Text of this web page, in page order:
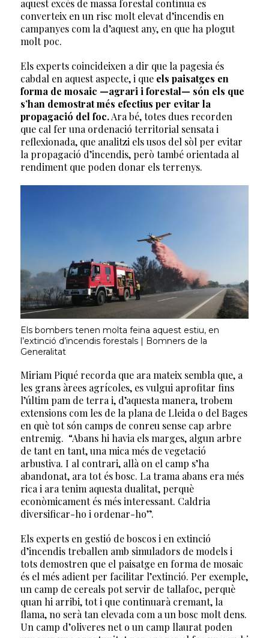
aquest excés de massa forestal contínua es
converteix en un risc molt elevat d’incendis en
campanyes com la d’aquest any, en que ha plogut
molt poc.
Els experts coincideixen a dir que la pagesia és
cabdal en aquest aspecte, i que els paisatges en
forma de mosaic —agrari i forestal— són els que
s’han demostrat més efectius per evitar la
propagació del foc.Ara bé, totes dues recorden
que cal fer una ordenació territorial sensata i
reflexionada, que analitzi els usos del sòl per evitar
la propagació d’incendis, però també orientada al
rendiment que poden donar els terrenys.
Els bombers tenen molta feina aquest estiu, en
l’extinció d’incendis forestals | Bomners de la
Generalitat
Miriam Piqué recorda que ara mateix sembla que, a
les grans àrees agrícoles, es vulgui aprofitar fins
l’últim pam de terra i, d’aquesta manera, trobem
extensions com les de la plana de Lleida o del Bages
en què tot són camps de conreu sense cap arbre
entremig. “Abans hi havia els marges, algun arbre
de tant en tant, una mica més de vegetació
arbustiva. I al contrari, allà on el camp s’ha
abandonat, ara tot és bosc. La trama abans era més
rica i ara tenim aquesta dualitat, perquè
econòmicament és més interessant. Caldria
diversificar-ho i ordenar-ho”.
Els experts en gestió de boscos i en extinció
d’incendis treballen amb simuladors de models i
tots demostren que el paisatge en forma de mosaic
és el més adient per facilitar l’extinció. Per exemple,
un camp de cereals pot servir de tallafoc, perquè
quan hi arribi, tot i que continuarà cremant, la
flama, no serà tan elevada com a un bosc molt dens.
Un camp d’oliveres net o un camp llaurat poden